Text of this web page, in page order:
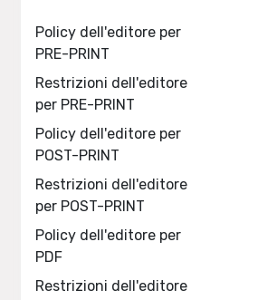
Policy dell'editore per
PRE-PRINT
Restrizioni dell'editore
per PRE-PRINT
Policy dell'editore per
POST-PRINT
Restrizioni dell'editore
per POST-PRINT
Policy dell'editore per
PDF
Restrizioni dell'editore